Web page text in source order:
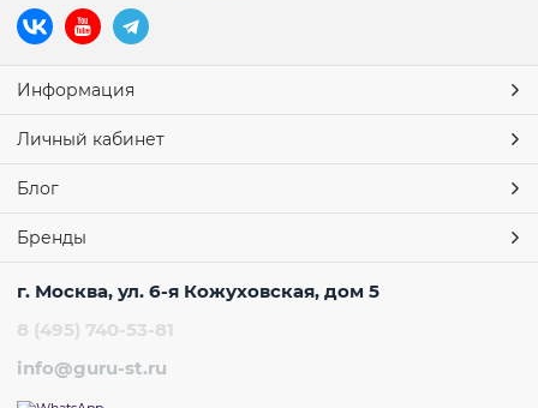
Информация
Личный кабинет
Блог
Бренды
г. Москва, ул. 6-я Кожуховская, дом 5
8 (495) 740-53-81
info@guru-st.ru